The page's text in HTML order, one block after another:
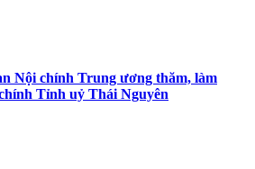
Nội chính Trung ương thăm, làm
Tỉnh uỷ Thái Nguyên